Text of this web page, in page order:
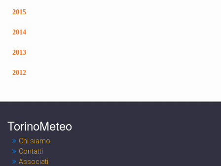
2015
2014
2013
2012
TorinoMeteo
Chi siamo
Contatti
Associati